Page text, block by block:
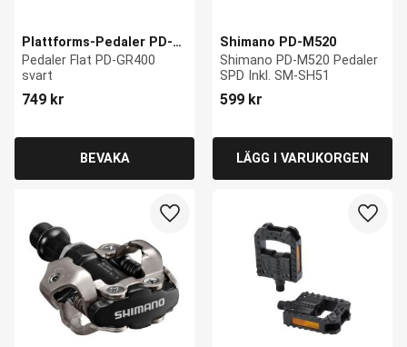
Plattforms-Pedaler PD-
GR400
Pedaler Flat PD-GR400
svart
749 kr
Shimano PD-M520
Shimano PD-M520 Pedaler
SPD Inkl. SM-SH51
599 kr
Lägg till i favoriter Lägg